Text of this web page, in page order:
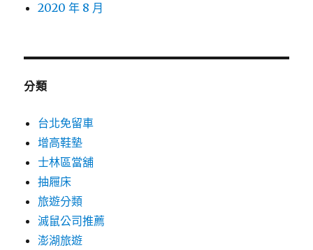
2020 年 8 月
分類
台北免留車
增高鞋墊
士林區當舖
抽屜床
旅遊分類
滅鼠公司推薦
澎湖旅遊